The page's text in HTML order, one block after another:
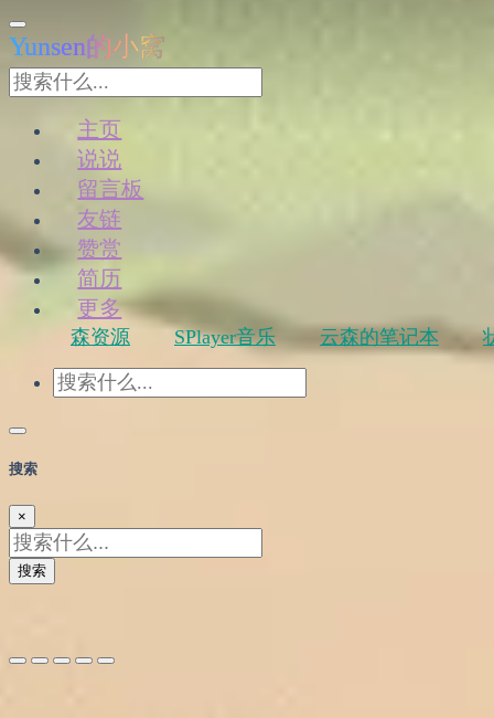
Yunsen的小窝
主页
说说
留言板
友链
赞赏
简历
更多
森资源 SPlayer音乐 云森的笔记本
搜索
×
搜索